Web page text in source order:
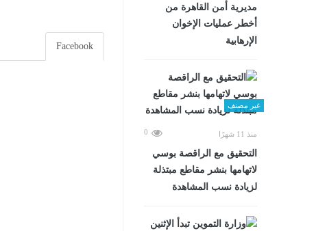
مديرية أمن القاهرة من
أخطر عمليات الإخوان
الإرهابية
غير مصنف
منذ 11 شهرًا 0
التحقيق مع الراقصة بوسي
لاتهامها بنشر مقاطع مبتذلة
لزيادة نسب المشاهدة
Facebook